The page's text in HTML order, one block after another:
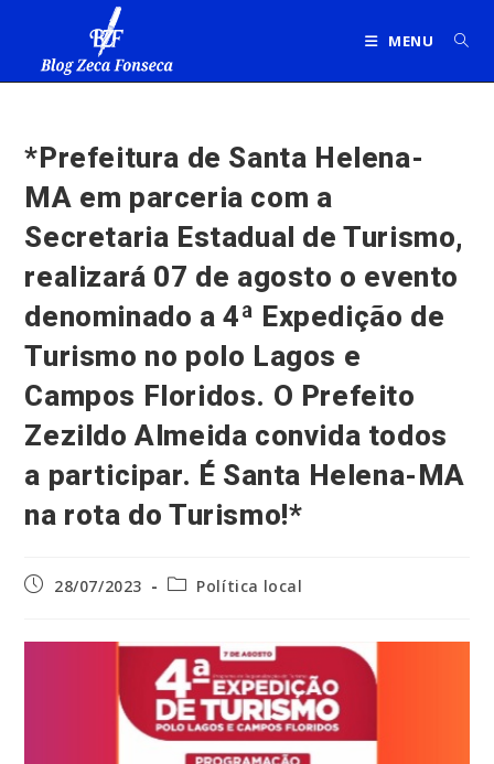
MENU
*Prefeitura de Santa Helena-
MA em parceria com a
Secretaria Estadual de Turismo,
realizará 07 de agosto o evento
denominado a 4ª Expedição de
Turismo no polo Lagos e
Campos Floridos. O Prefeito
Zezildo Almeida convida todos
a participar. É Santa Helena-MA
na rota do Turismo!*
Post28/07/2023
Categoria
Política local